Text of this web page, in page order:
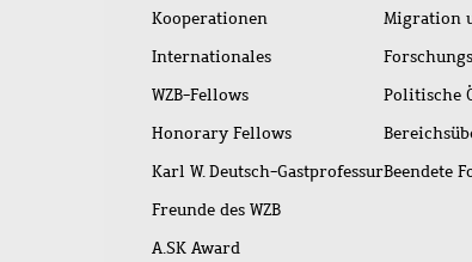
Kooperationen
Internationales
WZB-Fellows
Honorary Fellows
Karl W. Deutsch-Gastprofessur
Freunde des WZB
A.SK Award
Migration
Politische
Beendete